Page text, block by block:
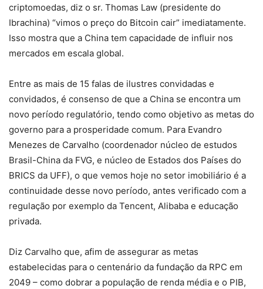
criptomoedas, diz o sr. Thomas Law (presidente do
Ibrachina) “vimos o preço do Bitcoin cair” imediatamente.
Isso mostra que a China tem capacidade de influir nos
mercados em escala global.
Entre as mais de 15 falas de ilustres convidadas e
convidados, é consenso de que a China se encontra um
novo período regulatório, tendo como objetivo as metas do
governo para a prosperidade comum. Para Evandro
Menezes de Carvalho (coordenador núcleo de estudos
Brasil-China da FVG, e núcleo de Estados dos Países do
BRICS da UFF), o que vemos hoje no setor imobiliário é a
continuidade desse novo período, antes verificado com a
regulação por exemplo da Tencent, Alibaba e educação
privada.
Diz Carvalho que, afim de assegurar as metas
estabelecidas para o centenário da fundação da RPC em
2049 – como dobrar a população de renda média e o PIB,